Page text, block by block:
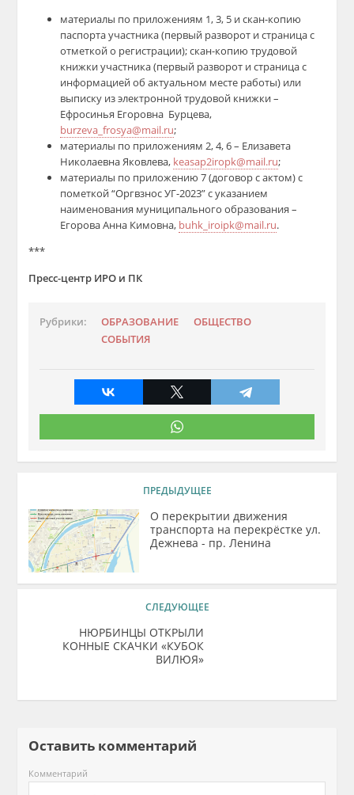
материалы по приложениям 1, 3, 5 и скан-копию
паспорта участника (первый разворот и страница с
отметкой о регистрации); скан-копию трудовой
книжки участника (первый разворот и страница с
информацией об актуальном месте работы) или
выписку из электронной трудовой книжки –
Ефросинья Егоровна Бурцева,
burzeva_frosya@mail.ru;
материалы по приложениям 2, 4, 6 – Елизавета
Николаевна Яковлева, keasap2iropk@mail.ru;
материалы по приложению 7 (договор с актом) с
пометкой “Оргвзнос УГ-2023” с указанием
наименования муниципального образования –
Егорова Анна Кимовна, buhk_iroipk@mail.ru.
***
Пресс-центр ИРО и ПК
Рубрики: ОБРАЗОВАНИЕ
ОБЩЕСТВО
СОБЫТИЯ
ПРЕДЫДУЩЕЕ
О перекрытии движения
транспорта на перекрёстке ул.
Дежнева - пр. Ленина
СЛЕДУЮЩЕЕ
НЮРБИНЦЫ ОТКРЫЛИ
КОННЫЕ СКАЧКИ «КУБОК
ВИЛЮЯ»
Оставить комментарий
Комментарий